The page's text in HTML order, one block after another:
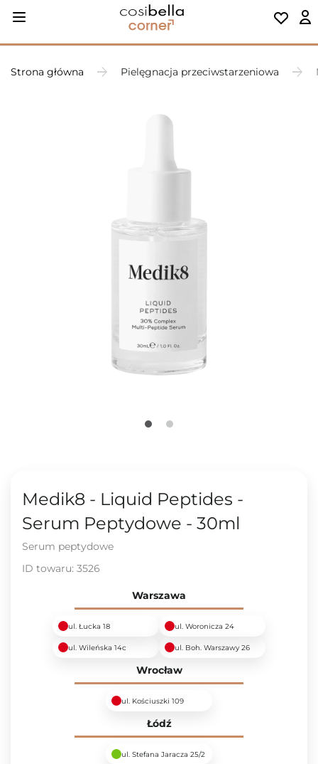
Strona główna Pielęgnacja przeciwstarzeniowa
Medik8 - Liquid Peptides -
Serum Peptydowe - 30ml
Serum peptydowe
ID towaru: 3526
Warszawa
ul. Łucka 18 ul. Woronicza 24
ul. Wileńska 14c ul. Boh. Warszawy 26
Wrocław
ul. Kościuszki 109
Łódź
ul. Stefana Jaracza 25/2